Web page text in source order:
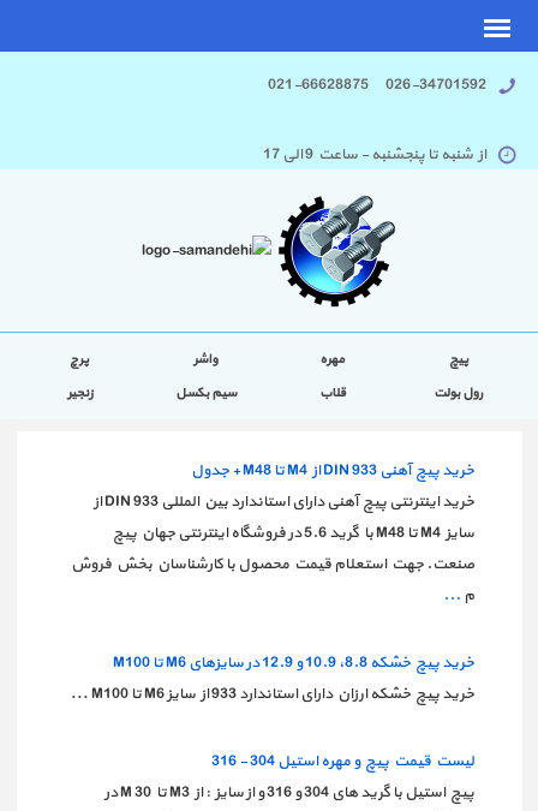
026-34701592 021-66628875
از شنبه تا پنجشنبه - ساعت 9 الی 17
پیچ مهره واشر
پرچ
رول بولت
قلاب سیم بکسل زنجیر
خرید پیچ آهنی DIN 933 از M4 تا M48 + جدول
خرید اینترنتی پیچ آهنی دارای استاندارد بین المللی DIN 933 از
سایز M4 تا M48 با گرید 5.6 در فروشگاه اینترنتی جهان پیچ
صنعت. جهت استعلام قیمت محصول با کارشناسان بخش فروش
م ...
خرید پیچ خشکه 8.8، 10.9 و 12.9 در سایزهای M6 تا M100
خرید پیچ خشکه ارزان دارای استاندارد 933 از سایز M6 تا M100
...
لیست قیمت پیچ و مهره استیل 304 - 316
پیچ استیل با گرید های 304 و 316 و از سایز : از M3 تا M 30 در